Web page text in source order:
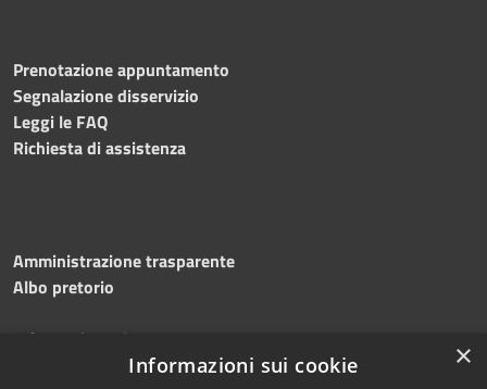
Prenotazione appuntamento
Segnalazione disservizio
Leggi le FAQ
Richiesta di assistenza
Amministrazione trasparente
Albo pretorio
Informativa privacy
×
Informazioni sui cookie